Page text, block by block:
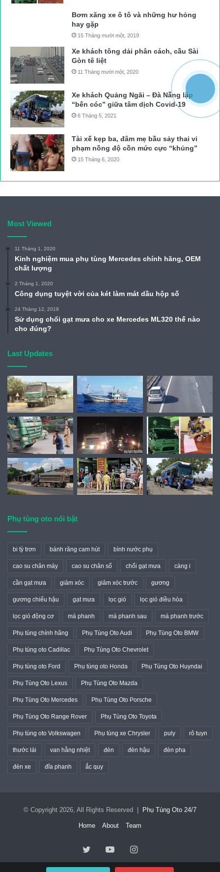
Bơm xăng xe ô tô và những hư hỏng
hay gặp
15 Tháng mười một, 2019
Xe khách tông dải phân cách, cầu Sài
Gòn tê liệt
11 Tháng mười một, 2020
Xe khách Quảng Ngãi – Đà Nẵng lập
“bến cóc” giữa tâm dịch Covid-19
6 Tháng 5, 2021
Tài xế kẹp ba, đâm mẹ bầu sảy thai vi
phạm nồng độ cồn mức cực “khủng”
15 Tháng 6, 2020
Most Viewed
11 Tháng 1, 2020
Kinh nghiệm mua phụ tùng Mercedes chính hãng, OEM
chất lượng
2 Tháng 1, 2020
Công dụng tuyệt vời của két làm mát dầu hộp số
24 Tháng 12, 2019
Sử dụng chổi gạt mưa cho xe Mercedes ML320 thế nào
cho đúng?
Last Updates
Phụ tùng oto nổi bật
bi tỳ trơn bánh răng cam hút bình nước phụ
cao su chân máy cao su chân số chổi gạt mưa càng i
cần gạt mưa giảm xóc giảm xóc trước gương
gương chiếu hậu gạt mưa lọc gió lọc gió điều hòa
lọc gió động cơ má phanh má phanh sau má phanh trước
Phụ tùng chính hãng Phụ Tùng Oto Audi Phụ Tùng Oto BMW
Phụ tùng oto Cadillac Phụ Tùng Oto Chevrolet
Phụ tùng oto Ford Phụ tùng oto Honda Phụ Tùng Oto Huyndai
Phụ Tùng Oto Lexus Phụ Tùng Oto Mazda
Phụ Tùng Oto Mercedes Phụ Tùng Oto Porsche
Phụ Tùng Oto Range Rover Phụ Tùng Oto Toyota
Phụ tùng oto Volkswagen Phụ tùng xe Chrysler puly rô tuyn
thước lái van hằng nhiệt đèn đèn hậu đèn pha
đèn xe đĩa phanh ắc quy
© Copyright 2026, All Rights Reserved | Phụ Tùng Oto 24/7
Home About Team
TwitterYouTubeInstagram